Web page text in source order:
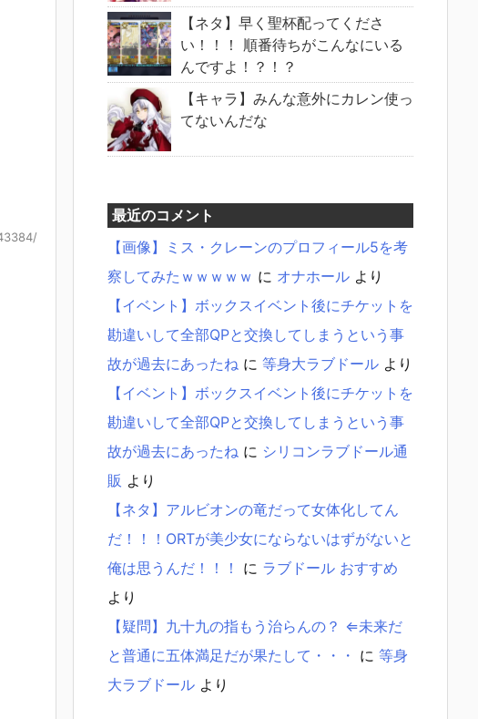
【ネタ】早く聖杯配ってくださ
い！！！ 順番待ちがこんなにいる
んですよ！？！？
【キャラ】みんな意外にカレン使っ
てないんだな
最近のコメント
【画像】ミス・クレーンのプロフィール5を考
察してみたｗｗｗｗｗ に オナホール より
【イベント】ボックスイベント後にチケットを
勘違いして全部QPと交換してしまうという事
故が過去にあったね に 等身大ラブドール より
【イベント】ボックスイベント後にチケットを
勘違いして全部QPと交換してしまうという事
故が過去にあったね に シリコンラブドール通
販 より
【ネタ】アルビオンの竜だって女体化してん
だ！！！ORTが美少女にならないはずがないと
俺は思うんだ！！！
に ラブドール おすすめ
より
【疑問】九十九の指もう治らんの？ ⇐未来だ
と普通に五体満足だが果たして・・・ に 等身
大ラブドール より